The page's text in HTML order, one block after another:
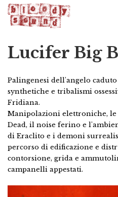
Lucifer Big
Palingenesi dell'angelo
synthetiche e tribalismi
Fridiana.
Manipolazioni elettroniche,
Dead, il noise ferino e
di Eraclito e i demoni
percorso di edificazione e
contorsione, grida e
campanelli appestati.